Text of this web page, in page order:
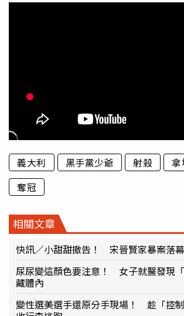
義大利 黑手黨少爺 射殺
拿
奪冠
相關文章
快訊／小甜甜撤告！ 宋晉賢家暴案落幕
尿尿變這顏色要注意！ 女子就醫發現
藏體內
變性選美選手還原分手現場！ 趁「控